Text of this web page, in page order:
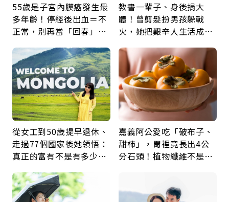
55歲是子宮內膜癌發生最
多年齡！停經後出血＝不
正常，別再當「回春」…
癒率達9成5
教書一輩子、身後捐大
體！曾剪髮扮男孩躲戰
火，她把艱辛人生活成風
福
從女工到50歲提早退休、
走過77個國家後她領悟：
真正的富有不是有多少
自由
嘉義阿公愛吃「破布子、
甜柿」，胃裡竟長出4公
分石頭！植物纖維不是吃